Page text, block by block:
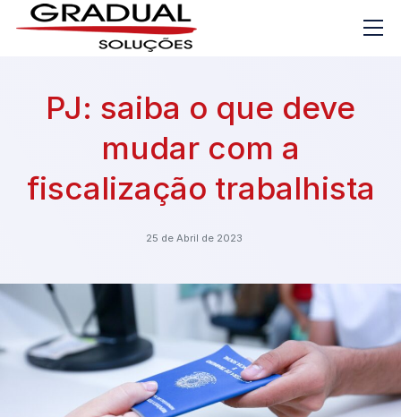
PJ: saiba o que deve
mudar com a
fiscalização trabalhista
25 de Abril de 2023